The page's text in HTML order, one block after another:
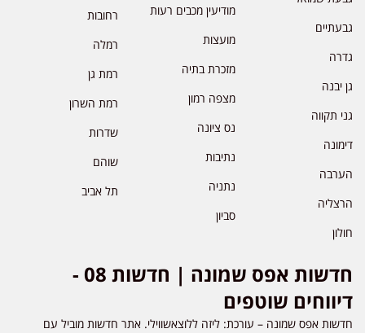
גבעתיים
גדרה
גן יבנה
גני תקווה
דימונה
הערבה
הרצליה
חולון
מודיעין מכבים רעות
מועצות
מזכרת בתיה
מצפה רמון
נס ציונה
נתיבות
נתניה
סביון
רחובות
רמלה
רמת גן
רמת השרון
שדרות
שוהם
תל אביב
חדשות אפס שמונה | חדשות 08 -
דיווחים שוטפים
חדשות אפס שמונה – עורכת: ליזה ללוצאשווילי. אתר חדשות מוביל עם